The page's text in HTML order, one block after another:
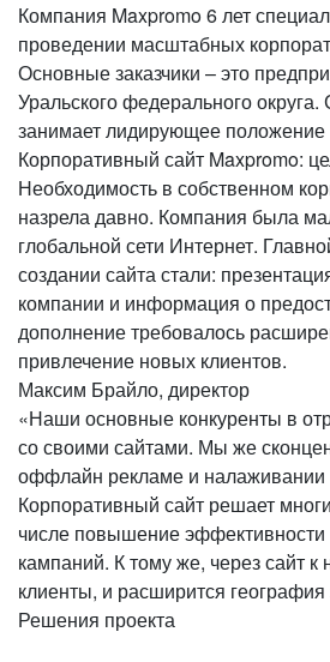
Компания Maxpromo 6 лет
проведении масштабных
Основные заказчики – это
Уральского федерального
занимает лидирующее положение
Корпоративный сайт Maxpromo:
Необходимость в собственном
назрела давно. Компания была
глобальной сети Интернет.
создании сайта стали:
компании и информация о
дополнение требовалось
привлечение новых клиентов.
Максим Брайло, директор
«Наши основные конкуренты в
со своими сайтами. Мы же
оффлайн рекламе и налаживании
Корпоративный сайт решает
числе повышение
кампаний. К тому же, через сайт
клиенты, и расширится география
Решения проекта